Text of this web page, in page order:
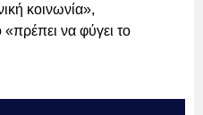
κοινωνία»,
«πρέπει να φύγει το